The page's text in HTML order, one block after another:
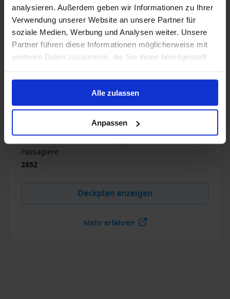
analysieren. Außerdem geben wir Informationen zu Ihrer
Verwendung unserer Website an unsere Partner für
soziale Medien, Werbung und Analysen weiter. Unsere
Partner führen diese Informationen möglicherweise mit
weiteren Daten zusammen, die Sie ihnen bereitgestellt
gesammelt haben.
Alle zulassen
Anpassen
1 / 18
Celebrity Solstice
4.3
Die Celebrity Solstice wurde 2008 auf der Meyer Werft
in Papenburg gebaut und überrascht neben ihrer
großen Auswahl an Kabinen vor allem mit
2021
Währung
USD
Passagiere:
2852
Deckplan anzeigen
Mehr erfahren